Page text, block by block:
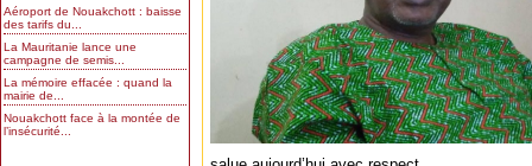
Aéroport de Nouakchott : baisse
des tarifs du...
La Mauritanie lance une
campagne de semis...
La mémoire effacée : quand la
mairie de...
Nouakchott face à la montée de
l’insécurité...